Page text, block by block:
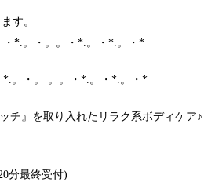
す。
*.。・。。・*.。・*.。・*
*.。・。 。。・*.。・*.。・*
チ』を取り入れたリラク系ボディケア♪
分最終受付)